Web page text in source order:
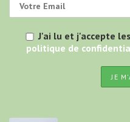
J'ai lu et j'accepte les
politique de